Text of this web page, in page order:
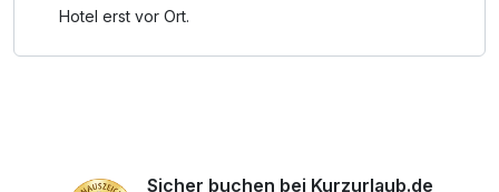
Hotel erst vor Ort.
Sicher buchen bei Kurzurlaub.de